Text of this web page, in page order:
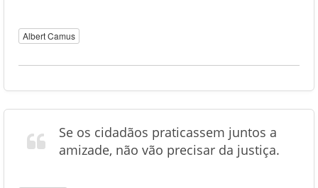
Albert Camus
Se os cidadãos praticassem juntos a
amizade, não vão precisar da justiça.